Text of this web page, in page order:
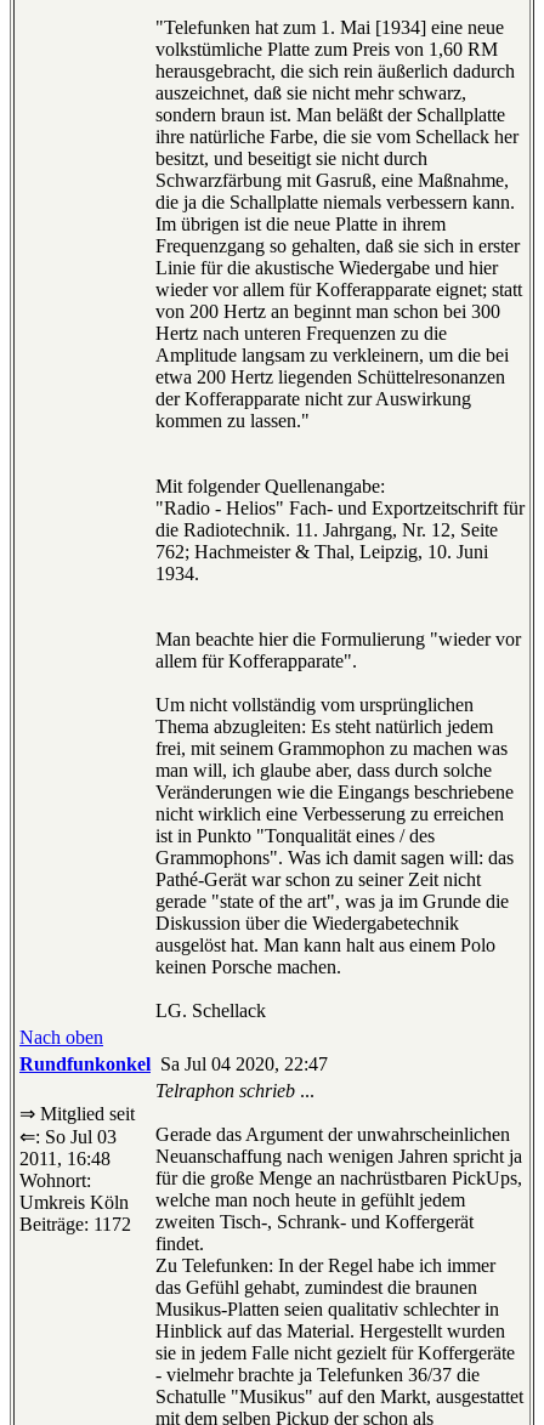
"Telefunken hat zum 1. Mai [1934] eine neue
volkstümliche Platte zum Preis von 1,60 RM
herausgebracht, die sich rein äußerlich dadurch
auszeichnet, daß sie nicht mehr schwarz,
sondern braun ist. Man beläßt der Schallplatte
ihre natürliche Farbe, die sie vom Schellack her
besitzt, und beseitigt sie nicht durch
Schwarzfärbung mit Gasruß, eine Maßnahme,
die ja die Schallplatte niemals verbessern kann.
Im übrigen ist die neue Platte in ihrem
Frequenzgang so gehalten, daß sie sich in erster
Linie für die akustische Wiedergabe und hier
wieder vor allem für Kofferapparate eignet; statt
von 200 Hertz an beginnt man schon bei 300
Hertz nach unteren Frequenzen zu die
Amplitude langsam zu verkleinern, um die bei
etwa 200 Hertz liegenden Schüttelresonanzen
der Kofferapparate nicht zur Auswirkung
kommen zu lassen."
Mit folgender Quellenangabe:
"Radio - Helios" Fach- und Exportzeitschrift für
die Radiotechnik. 11. Jahrgang, Nr. 12, Seite
762; Hachmeister & Thal, Leipzig, 10. Juni
1934.
Man beachte hier die Formulierung "wieder vor
allem für Kofferapparate".
Um nicht vollständig vom ursprünglichen
Thema abzugleiten: Es steht natürlich jedem
frei, mit seinem Grammophon zu machen was
man will, ich glaube aber, dass durch solche
Veränderungen wie die Eingangs beschriebene
nicht wirklich eine Verbesserung zu erreichen
ist in Punkto "Tonqualität eines / des
Grammophons". Was ich damit sagen will: das
Pathé-Gerät war schon zu seiner Zeit nicht
gerade "state of the art", was ja im Grunde die
Diskussion über die Wiedergabetechnik
ausgelöst hat. Man kann halt aus einem Polo
keinen Porsche machen.
LG. Schellack
Nach oben
Rundfunkonkel Sa Jul 04 2020, 22:47
⇒ Mitglied seit
⇐: So Jul 03
2011, 16:48
Wohnort:
Umkreis Köln
Beiträge: 1172
Telraphon schrieb ...
Gerade das Argument der unwahrscheinlichen
Neuanschaffung nach wenigen Jahren spricht ja
für die große Menge an nachrüstbaren PickUps,
welche man noch heute in gefühlt jedem
zweiten Tisch-, Schrank- und Koffergerät
findet.
Zu Telefunken: In der Regel habe ich immer
das Gefühl gehabt, zumindest die braunen
Musikus-Platten seien qualitativ schlechter in
Hinblick auf das Material. Hergestellt wurden
sie in jedem Falle nicht gezielt für Koffergeräte
- vielmehr brachte ja Telefunken 36/37 die
Schatulle "Musikus" auf den Markt, ausgestattet
mit dem selben Pickup der schon als